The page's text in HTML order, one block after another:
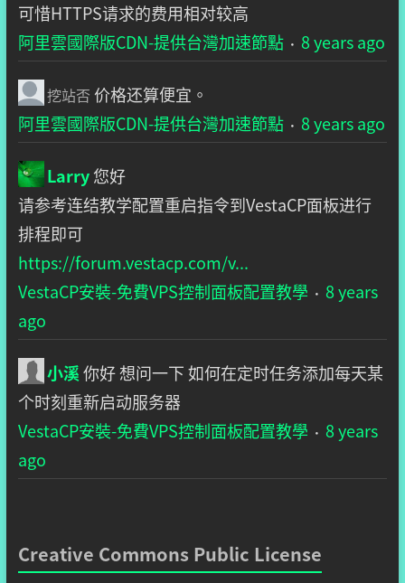
可惜HTTPS请求的费用相对较高
阿里雲國際版CDN-提供台灣加速節點· 8 years ago
挖站否 价格还算便宜。
阿里雲國際版CDN-提供台灣加速節點· 8 years ago
Larry您好
请参考连结教学配置重启指令到VestaCP面板进行
排程即可
https://forum.vestacp.com/v...
VestaCP安裝-免費VPS控制面板配置教學 · 8 years
ago
小溪你好 想问一下 如何在定时任务添加每天某
个时刻重新启动服务器
VestaCP安裝-免費VPS控制面板配置教學 · 8 years
ago
Creative Commons Public License